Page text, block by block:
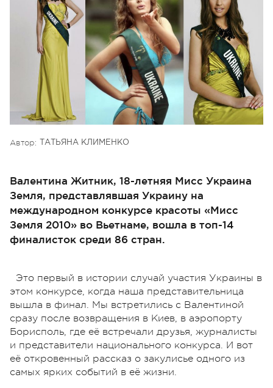
Автор: ТАТЬЯНА КЛИМЕНКО
Валентина Житник, 18-летняя Мисс Украина
Земля, представлявшая Украину на
международном конкурсе красоты «Мисс
Земля 2010» во Вьетнаме, вошла в топ-14
финалисток среди 86 стран.
Это первый в истории случай участия Украины в
этом конкурсе, когда наша представительница
вышла в финал. Мы встретились с Валентиной
сразу после возвращения в Киев, в аэропорту
Борисполь, где её встречали друзья, журналисты
и представители национального конкурса. И вот
её откровенный рассказ о закулисье одного из
самых ярких событий в её жизни.